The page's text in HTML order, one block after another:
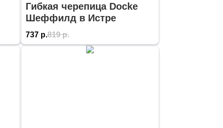
Гибкая черепица Docke
Шеффилд в Истре
737 р.819 р.